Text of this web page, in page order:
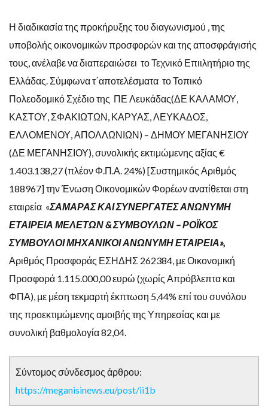
Η διαδικασία της προκήρυξης του διαγωνισμού , της
υποβολής οικονομικών προσφορών και της αποσφράγισής
τους, ανέλαβε να διαπεραιώσει το Τεχνικό Επιιλητήριο της
Ελλάδας. Σύμφωνα τ΄αποτελέσματα το Τοπικό
Πολεοδομικό Σχέδιο της ΠΕ Λευκάδας(ΔΕ ΚΑΛΑΜΟΥ,
ΚΑΣΤΟΥ, ΣΦΑΚΙΩΤΩΝ, ΚΑΡΥΑΣ, ΛΕΥΚΑΔΟΣ,
ΕΛΛΟΜΕΝΟΥ, ΑΠΟΛΛΩΝΙΩΝ) – ΔΗΜΟΥ ΜΕΓΑΝΗΣΙΟΥ
(ΔΕ ΜΕΓΑΝΗΣΙΟΥ), συνολικής εκτιμώμενης αξίας €
1.403.138,27 (πλέον Φ.Π.Α. 24%) [Συστημικός Αριθμός
188967] την Ένωση Οικονομικών Φορέων ανατίθεται στη
εταιρεία «ΣΑΜΑΡΑΣ ΚΑΙ ΣΥΝΕΡΓΑΤΕΣ ΑΝΩΝΥΜΗ
ΕΤΑΙΡΕΙΑ ΜΕΛΕΤΩΝ & ΣΥΜΒΟΥΛΩΝ – ΡΟΪΚΟΣ
ΣΥΜΒΟΥΛΟΙ ΜΗΧΑΝΙΚΟΙ ΑΝΩΝΥΜΗ ΕΤΑΙΡΕΙΑ»,
Αριθμός Προσφοράς ΕΣΗΔΗΣ 262384, με Οικονομική
Προσφορά 1.115.000,00 ευρώ (χωρίς Απρόβλεπτα και
ΦΠΑ), με μέση τεκμαρτή έκπτωση 5,44% επί του συνόλου
της προεκτιμώμενης αμοιβής της Υπηρεσίας και με
συνολική βαθμολογία 82,04.
Σύντομος σύνδεσμος άρθρου:
https://meganisinews.eu/post/ii1b